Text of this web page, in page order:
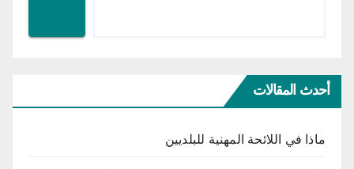
أحدث المقالات
ماذا في اللائحة المهنية للبلديين